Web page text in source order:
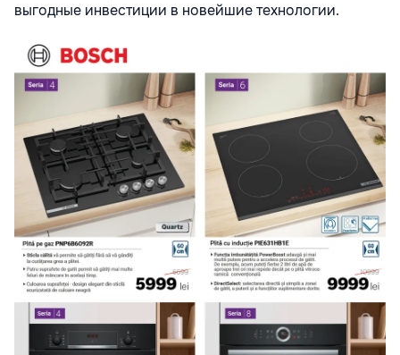
выгодные инвестиции в новейшие технологии.